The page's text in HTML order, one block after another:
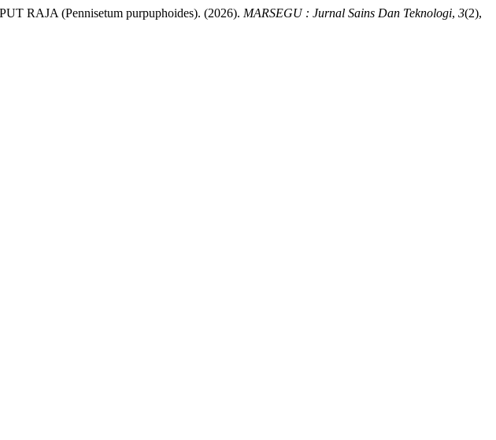
RAJA (Pennisetum purpuphoides). (2026). MARSEGU : Jurnal Sains Dan Teknologi, 3(2),